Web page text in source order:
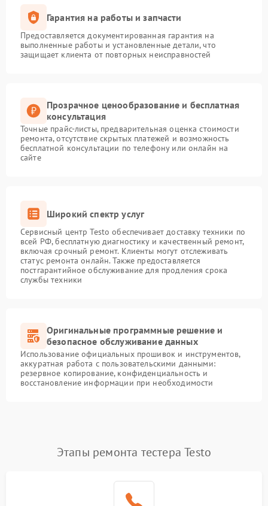
Гарантия на работы и запчасти
Предоставляется документированная гарантия на
выполненные работы и установленные детали, что
защищает клиента от повторных неисправностей
Прозрачное ценообразование и бесплатная
консультация
Точные прайс-листы, предварительная оценка стоимости
ремонта, отсутствие скрытых платежей и возможность
бесплатной консультации по телефону или онлайн на
сайте
Широкий спектр услуг
Сервисный центр Testo обеспечивает доставку техники по
всей РФ, бесплатную диагностику и качественный ремонт,
включая срочный ремонт. Клиенты могут отслеживать
статус ремонта онлайн. Также предоставляется
постгарантийное обслуживание для продления срока
службы техники
Оригинальные программные решение и
безопасное обслуживание данных
Использование официальных прошивок и инструментов,
аккуратная работа с пользовательскими данными:
резервное копирование, конфиденциальность и
восстановление информации при необходимости
Этапы ремонта тестера Testo